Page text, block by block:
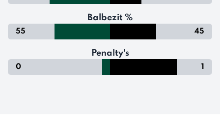
Balbezit %
55 45
Penalty's
0 1